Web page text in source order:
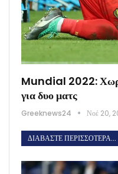
Mundial 2022:
για δυο ματς
Greeknews24 Νοέ 20,
ΔΙΑΒΆΣΤΕ ΠΕΡΙΣΣΌΤΕΡΑ...